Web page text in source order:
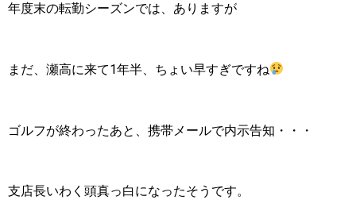
年度末の転勤シーズンでは、ありますが
まだ、瀬高に来て1年半、ちょい早すぎですね
ゴルフが終わったあと、携帯メールで内示告知・・・
支店長いわく頭真っ白になったそうです。